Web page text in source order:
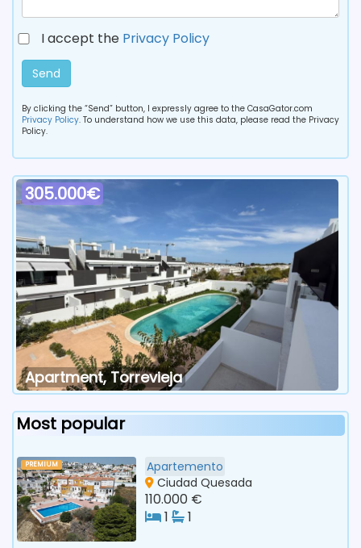
I accept the Privacy Policy
Send
By clicking the “Send” button, I expressly agree to the CasaGator.com
Privacy Policy. To understand how we use this data, please read the Privacy
Policy.
305.000€
Apartment, Torrevieja
Most popular
PREMIUM
Apartemento
Ciudad Quesada
110.000 €
1
1